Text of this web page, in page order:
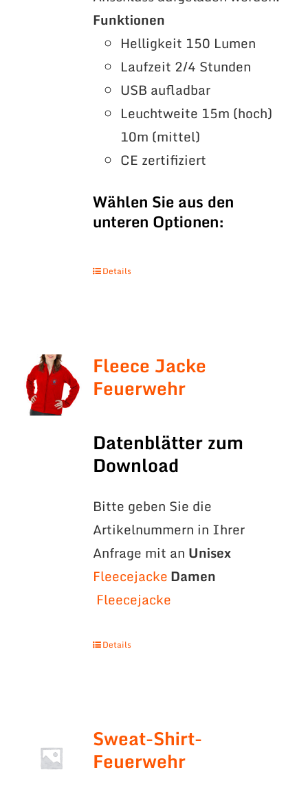
Funktionen
Helligkeit 150 Lumen
Laufzeit 2/4 Stunden
USB aufladbar
Leuchtweite 15m (hoch)
10m (mittel)
CE zertifiziert
Wählen Sie aus den
unteren Optionen:
Details
Fleece Jacke
Feuerwehr
Datenblätter zum
Download
Bitte geben Sie die
Artikelnummern in Ihrer
Anfrage mit an Unisex
FleecejackeDamen
Fleecejacke
Details
Sweat-Shirt-
Feuerwehr